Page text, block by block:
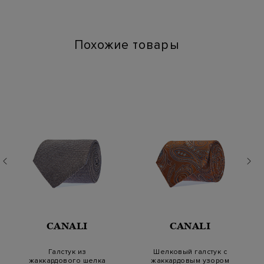
Похожие товары
CANALI
Галстук из
жаккардового шелка
CANALI
Шелковый галстук с
жаккардовым узором